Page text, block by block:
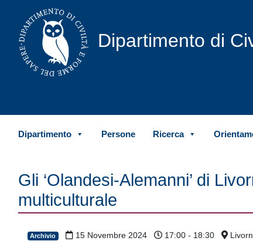
Vai al contenuto
Dipartimento di
Dipartimento Persone Ricerca
Gli ‘Olandesi-Alemanni’ di
multiculturale
Archivio 15 Novembre 2024 17:00 - 18:30